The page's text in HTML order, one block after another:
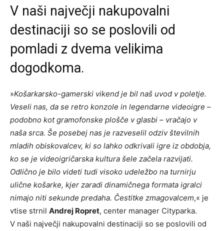
V naši največji nakupovalni
destinaciji so se poslovili od
pomladi z dvema velikima
dogodkoma.
»Košarkarsko-gamerski vikend je bil naš uvod v poletje.
Veseli nas, da se retro konzole in legendarne videoigre –
podobno kot gramofonske plošče v glasbi – vračajo v
naša srca. Še posebej nas je razveselil odziv številnih
mladih obiskovalcev, ki so lahko odkrivali igre iz obdobja,
ko se je videoigričarska kultura šele začela razvijati.
Odlično je bilo videti tudi visoko udeležbo na turnirju
ulične košarke, kjer zaradi dinamičnega formata igralci
nimajo niti sekunde predaha. Čestitke zmagovalcem,« je
vtise strnil Andrej Ropret, center manager Cityparka.
V naši največji nakupovalni destinaciji so se poslovili od